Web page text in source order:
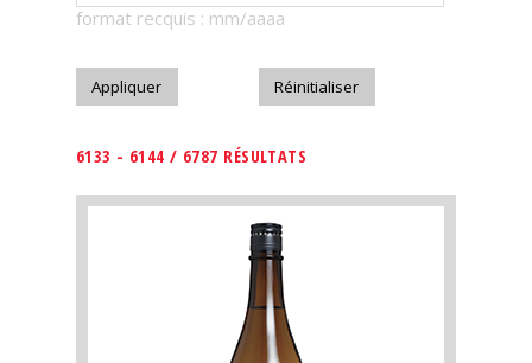
Télécharger
format recquis : mm/aaaa
6133 - 6144 / 6787 RÉSULTATS